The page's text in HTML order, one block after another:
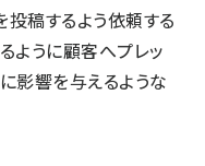
稿するよう依頼する
ように顧客へプレッ
影響を与えるような